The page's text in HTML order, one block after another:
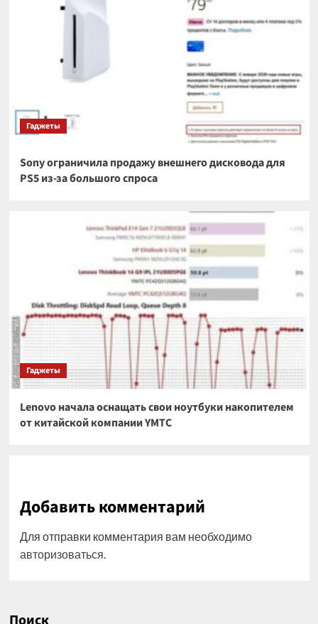
Гаджеты
Sony ограничила продажу внешнего дисковода для
PS5 из-за большого спроса
Гаджеты
Lenovo начала оснащать свои ноутбуки накопителем
от китайской компании YMTC
Добавить комментарий
Для отправки комментария вам необходимо
авторизоваться.